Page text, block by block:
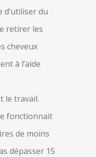
d’utiliser du
retirer les
cheveux
à l’aide
le travail.
fonctionnait
de moins
dépasser 15